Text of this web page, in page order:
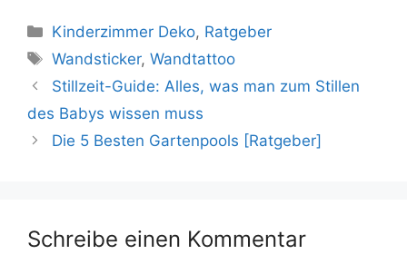
Kategorien
Kinderzimmer Deko, Ratgeber
Schlagwörter
Wandsticker,Wandtattoo
Stillzeit-Guide: Alles, was man zum Stillen
des Babys wissen muss
Die 5 Besten Gartenpools [Ratgeber]
Schreibe einen Kommentar